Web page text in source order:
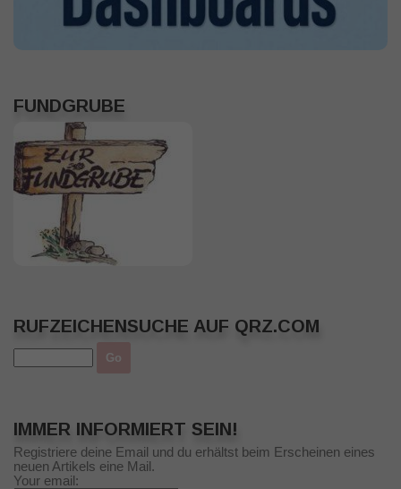
FUNDGRUBE
RUFZEICHENSUCHE AUF QRZ.COM
IMMER INFORMIERT SEIN!
Registriere deine Email und du erhältst beim Erscheinen eines
neuen Artikels eine Mail.
Your email: